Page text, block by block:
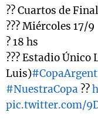
?? Cuartos de Final
??? Miércoles 17/9
? 18 hs
??? Estadio Único
Luis)
#NuestraCopa ??
pic.twitter.com/